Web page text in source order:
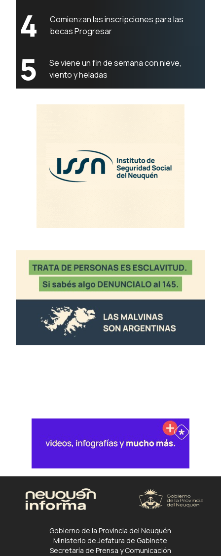
4
Comienzan las inscripciones para las
becas Progresar
5
Se viene un fin de semana con nieve,
viento y heladas
Gobierno de la Provincia del Neuquén
Ministerio de Jefatura de Gabinete
Secretaría de Prensa y Comunicación